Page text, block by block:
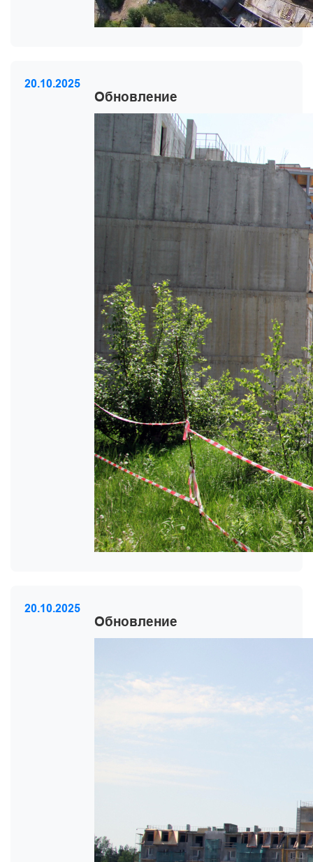
20.10.2025
Обновление
20.10.2025
Обновление